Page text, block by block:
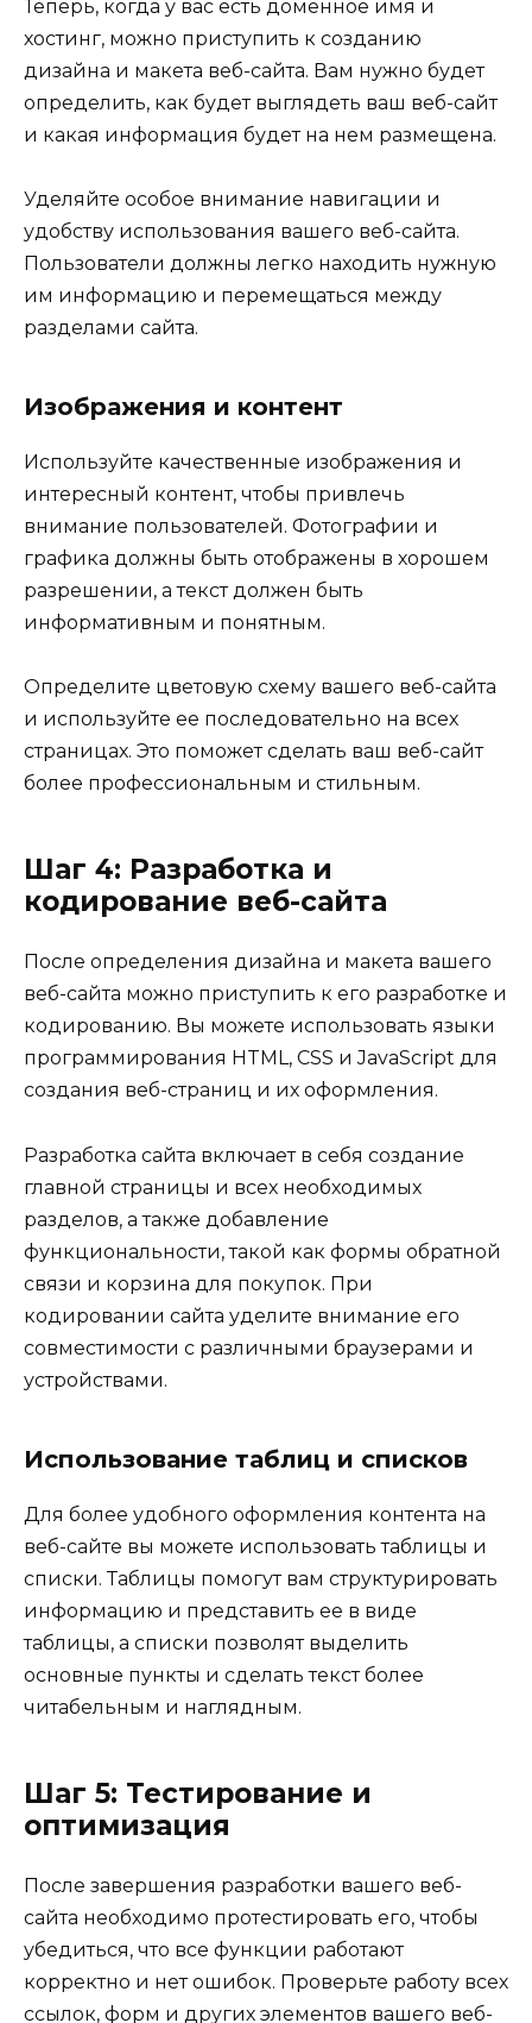
Теперь, когда у вас есть доменное имя и
хостинг, можно приступить к созданию
дизайна и макета веб-сайта. Вам нужно будет
определить, как будет выглядеть ваш веб-сайт
и какая информация будет на нем размещена.
Уделяйте особое внимание навигации и
удобству использования вашего веб-сайта.
Пользователи должны легко находить нужную
им информацию и перемещаться между
разделами сайта.
Изображения и контент
Используйте качественные изображения и
интересный контент, чтобы привлечь
внимание пользователей. Фотографии и
графика должны быть отображены в хорошем
разрешении, а текст должен быть
информативным и понятным.
Определите цветовую схему вашего веб-сайта
и используйте ее последовательно на всех
страницах. Это поможет сделать ваш веб-сайт
более профессиональным и стильным.
Шаг 4: Разработка и
кодирование веб-сайта
После определения дизайна и макета вашего
веб-сайта можно приступить к его разработке и
кодированию. Вы можете использовать языки
программирования HTML, CSS и JavaScript для
создания веб-страниц и их оформления.
Разработка сайта включает в себя создание
главной страницы и всех необходимых
разделов, а также добавление
функциональности, такой как формы обратной
связи и корзина для покупок. При
кодировании сайта уделите внимание его
совместимости с различными браузерами и
устройствами.
Использование таблиц и списков
Для более удобного оформления контента на
веб-сайте вы можете использовать таблицы и
списки. Таблицы помогут вам структурировать
информацию и представить ее в виде
таблицы, а списки позволят выделить
основные пункты и сделать текст более
читабельным и наглядным.
Шаг 5: Тестирование и
оптимизация
После завершения разработки вашего веб-
сайта необходимо протестировать его, чтобы
убедиться, что все функции работают
корректно и нет ошибок. Проверьте работу всех
ссылок, форм и других элементов вашего веб-